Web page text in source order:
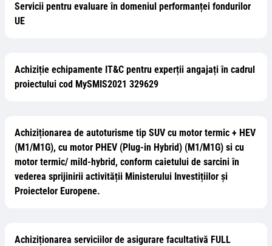
Servicii pentru evaluare în domeniul performanței fondurilor
UE
Achiziție echipamente IT&C pentru experții angajați în cadrul
proiectului cod MySMIS2021 329629
Achiziționarea de autoturisme tip SUV cu motor termic + HEV
(M1/M1G), cu motor PHEV (Plug-in Hybrid) (M1/M1G) si cu
motor termic/ mild-hybrid, conform caietului de sarcini în
vederea sprijinirii activității Ministerului Investițiilor și
Proiectelor Europene.
Achiziționarea serviciilor de asigurare facultativă FULL